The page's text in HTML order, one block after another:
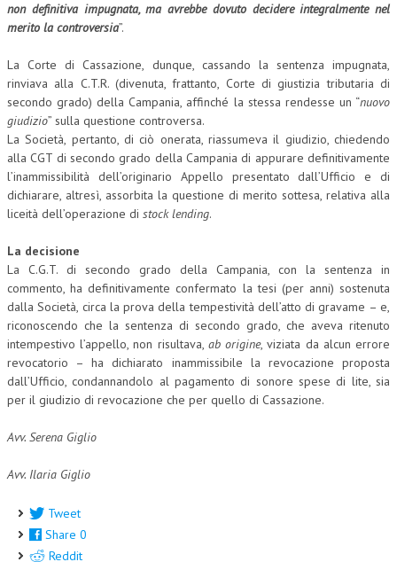
EUROPEA
CIVILE
TRIBUTARIA
PENALE
NEWS
CORSI ENTI TERZI
PUBBLICAZIONI
BOLLETTINO FINANZIAMENTI
TELEGRAM
DOCUMENTI
MANUALI E MONOGRAFIE
TESI DI LAUREA
MATERIALE DIDATTICO
non definitiva impugnata, ma avrebbe dovuto decidere integralmente nel
merito la controversia”.
La Corte di Cassazione, dunque, cassando la sentenza impugnata,
rinviava alla C.T.R. (divenuta, frattanto, Corte di giustizia tributaria di
secondo grado) della Campania, affinché la stessa rendesse un “nuovo
giudizio” sulla questione controversa.
La Società, pertanto, di ciò onerata, riassumeva il giudizio, chiedendo
alla CGT di secondo grado della Campania di appurare definitivamente
l’inammissibilità dell’originario Appello presentato dall’Ufficio e di
dichiarare, altresì, assorbita la questione di merito sottesa, relativa alla
liceità dell’operazione di stock lending.
La decisione
La C.G.T. di secondo grado della Campania, con la sentenza in
commento, ha definitivamente confermato la tesi (per anni) sostenuta
dalla Società, circa la prova della tempestività dell’atto di gravame – e,
riconoscendo che la sentenza di secondo grado, che aveva ritenuto
intempestivo l’appello, non risultava, ab origine, viziata da alcun errore
revocatorio – ha dichiarato inammissibile la revocazione proposta
dall’Ufficio, condannandolo al pagamento di sonore spese di lite, sia
per il giudizio di revocazione che per quello di Cassazione.
Avv. Serena Giglio
Avv. Ilaria Giglio
Tweet
Share 0
Reddit